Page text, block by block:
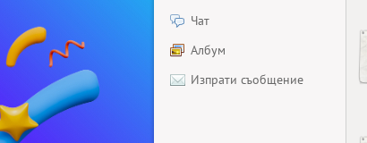
Чат
Албум
Изпрати съобщение